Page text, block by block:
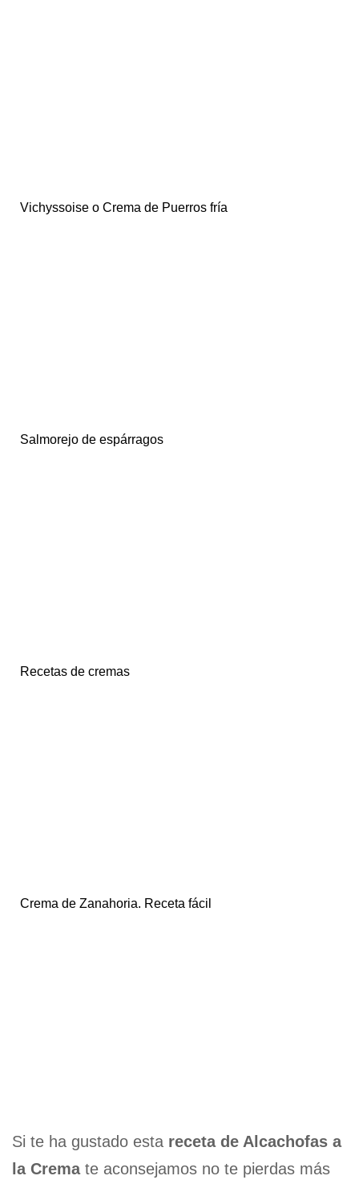
Vichyssoise o Crema de Puerros fría
Salmorejo de espárragos
Recetas de cremas
Crema de Zanahoria. Receta fácil
Si te ha gustado esta receta de Alcachofas a
la Cremate aconsejamos no te pierdas más